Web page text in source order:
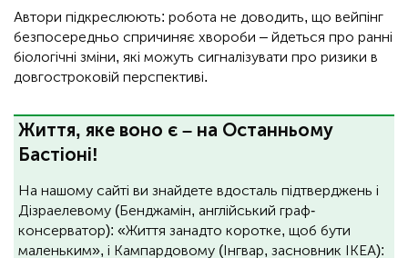
Автори підкреслюють: робота не доводить, що вейпінг
безпосередньо спричиняє хвороби – йдеться про ранні
біологічні зміни, які можуть сигналізувати про ризики в
довгостроковій перспективі.
Життя, яке воно є – на Останньому
Бастіоні!
На нашому сайті ви знайдете вдосталь підтверджень і
Дізраелевому (Бенджамін, англійський граф-
консерватор): «Життя занадто коротке, щоб бути
маленьким», і Кампардовому (Інгвар, засновник ІКЕА):